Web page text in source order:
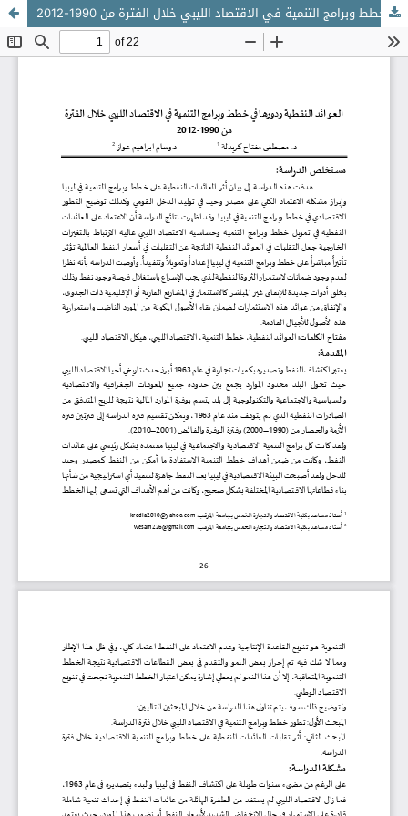
العوائد النفطية ودورها في خطط وبرامج التنمية في الاقتصاد الليبي خلال الفترة من 1990-2012